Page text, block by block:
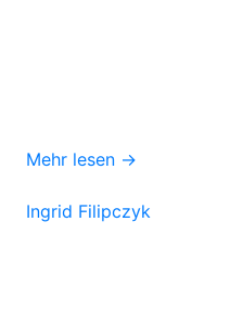
Mehr lesen →
Ingrid Filipczyk